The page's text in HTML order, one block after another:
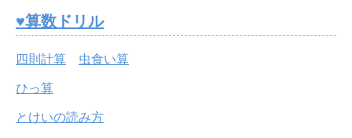
♥算数ドリル
四則計算 虫食い算
ひっ算
とけいの読み方